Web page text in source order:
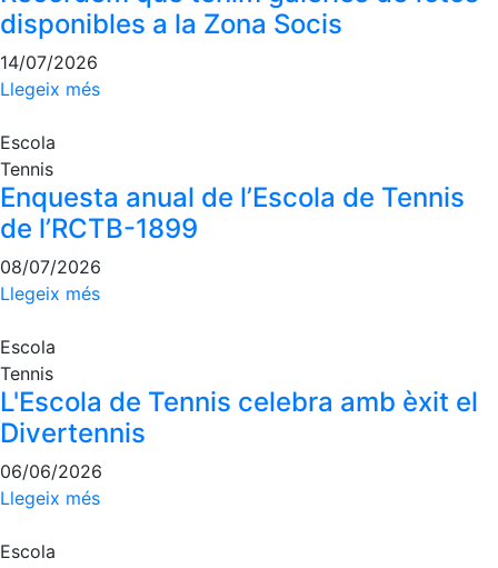
Normativa
Pàdel
Social Pàdel
Quadres
Quadre
d'Honor
Campionat
Social
Altres esports
Àrea social
disponibles a la Zona Socis
14/07/2026
Llegeix més
Escola
Tennis
Enquesta anual de l’Escola de Tennis
de l’RCTB-1899
08/07/2026
Llegeix més
Escola
Tennis
L'Escola de Tennis celebra amb èxit el
Divertennis
06/06/2026
Llegeix més
Escola